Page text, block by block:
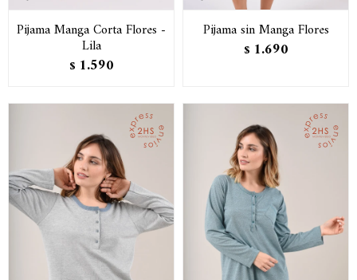
Pijama Manga Corta Flores -
Lila
$ 1.590
Pijama sin Manga Flores
$ 1.690